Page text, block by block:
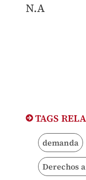
N.A
TAGS
demanda
Derechos